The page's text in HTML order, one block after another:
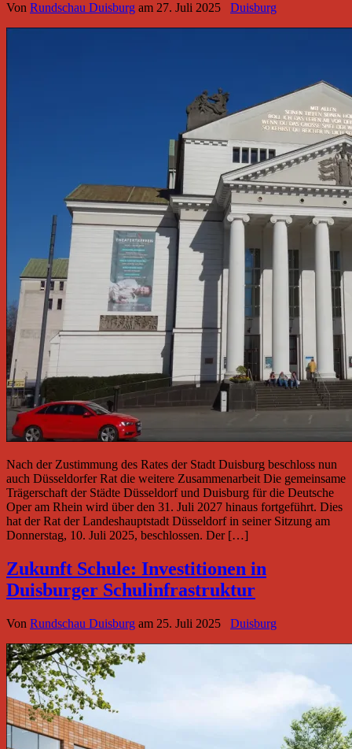
Von Rundschau Duisburg am 27. Juli 2025 Duisburg
Nach der Zustimmung des Rates der Stadt Duisburg beschloss nun
auch Düsseldorfer Rat die weitere Zusammenarbeit Die gemeinsame
Trägerschaft der Städte Düsseldorf und Duisburg für die Deutsche
Oper am Rhein wird über den 31. Juli 2027 hinaus fortgeführt. Dies
hat der Rat der Landeshauptstadt Düsseldorf in seiner Sitzung am
Donnerstag, 10. Juli 2025, beschlossen. Der […]
Zukunft Schule: Investitionen in
Duisburger Schulinfrastruktur
Von Rundschau Duisburg am 25. Juli 2025 Duisburg